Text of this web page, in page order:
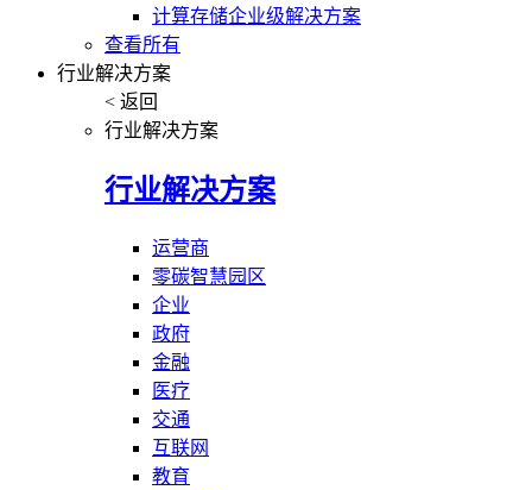
计算存储企业级解决方案
查看所有
行业解决方案
< 返回
行业解决方案
行业解决方案
运营商
零碳智慧园区
企业
政府
金融
医疗
交通
互联网
教育